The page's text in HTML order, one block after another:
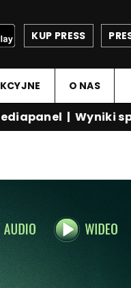
KUP PRESS
O NAS
|Wyniki